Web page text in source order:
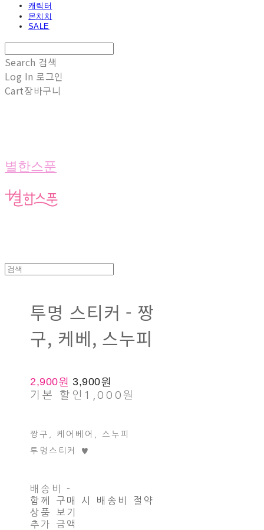
캐릭터
몬치치
SALE
Search 검색
Log In 로그인
Cart장바구니
별한스푼
투명 스티커 - 짱
구, 케베, 스누피
2,900원 3,900원
기본 할인 1,000원
짱구, 케어베어, 스누피
투명스티커 ♥
배송비 -
함께 구매 시 배송비 절약
상품 보기
추가 금액